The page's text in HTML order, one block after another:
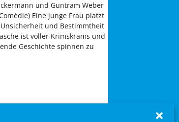
und Guntram Weber
Eine junge Frau platzt
und Bestimmtheit
ist voller Krimskrams und
Geschichte spinnen zu